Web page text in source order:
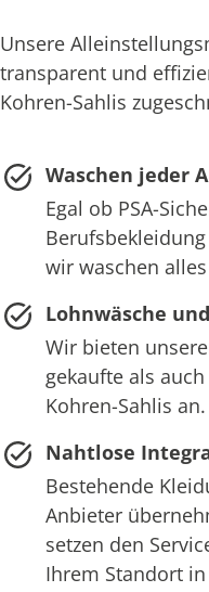
Unsere
transparent und
Kohren-Sahlis
Waschen jeder
Egal ob PSA-
wir waschen
Lohnwäsche
Wir bieten
gekaufte als
Kohren-Sahlis an.
Nahtlose
Bestehende
Anbieter
setzen den
Ihrem Standort